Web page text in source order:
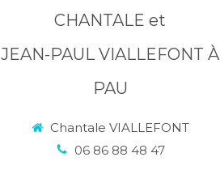
CHANTALE et
JEAN-PAUL VIALLEFONT À
PAU
Chantale VIALLEFONT
06 86 88 48 47